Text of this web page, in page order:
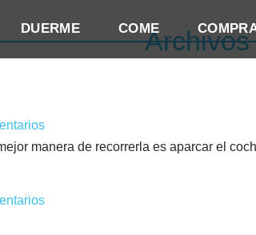
DUERME COMEArchivos
manera de recorrerla es aparcar el